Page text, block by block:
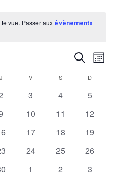
vue. Passer aux évènements
de
vues
MOIS
J V S D
0
3
0
4
0
5
0
10
0
11
0
12
0
17
0
18
0
19
0
24
0
25
0
26
0
1
0
2
0
3